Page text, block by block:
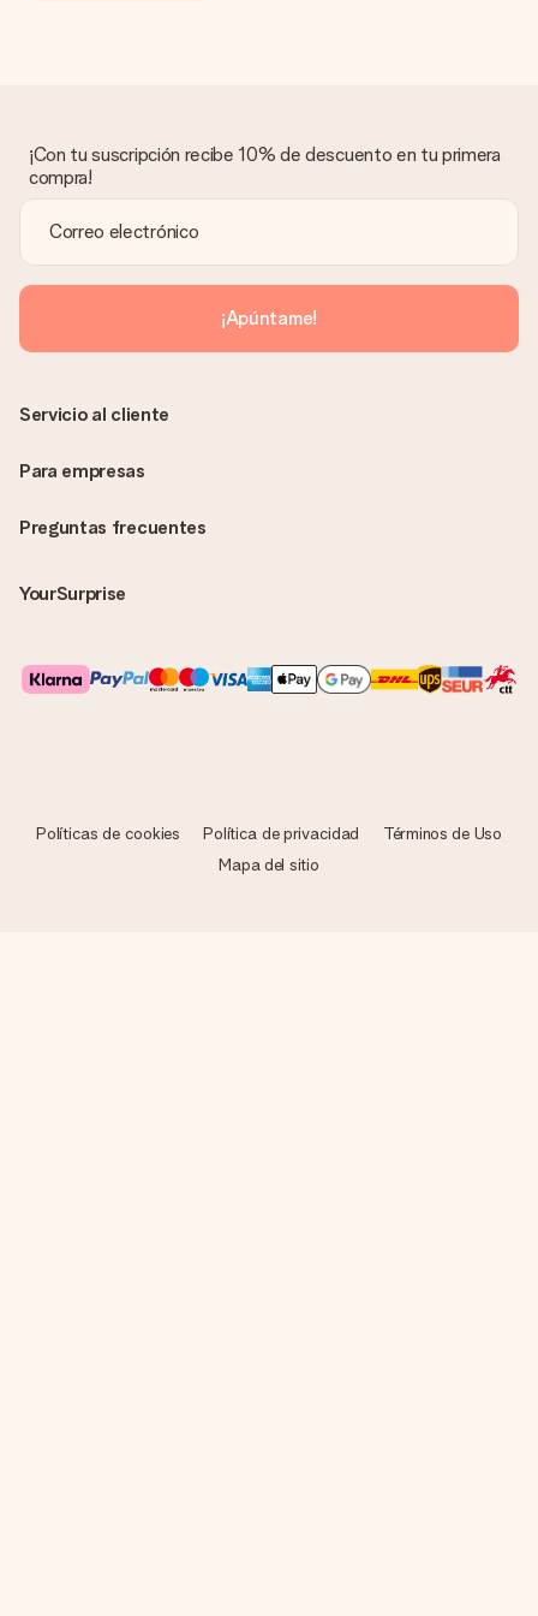
¡Con tu suscripción recibe 10% de descuento en tu primera
compra!
¡Apúntame!
Preguntas frecuentes
YourSurprise
Servicio al cliente
Para empresas
Políticas de cookies Política de privacidad
Términos de Uso
Mapa del sitio